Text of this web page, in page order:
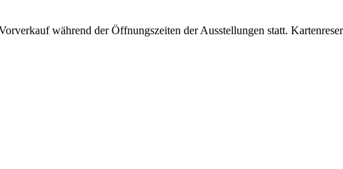
während der Öffnungszeiten der Ausstellungen statt.